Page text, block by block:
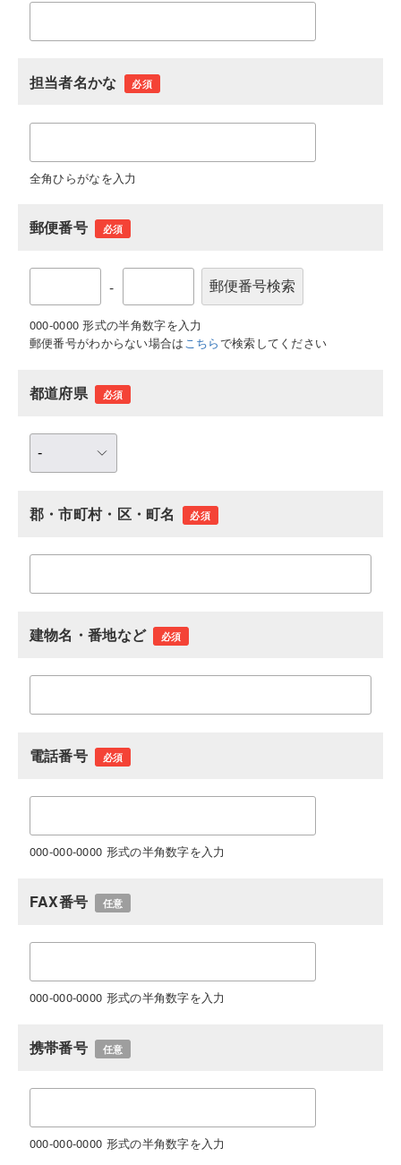
担当者名かな 必須
全角ひらがなを入力
郵便番号 必須
-
000-0000 形式の半角数字を入力
郵便番号がわからない場合はこちらで検索してください
都道府県 必須
郡・市町村・区・町名 必須
建物名・番地など 必須
電話番号 必須
000-000-0000 形式の半角数字を入力
FAX番号 任意
000-000-0000 形式の半角数字を入力
携帯番号 任意
000-000-0000 形式の半角数字を入力